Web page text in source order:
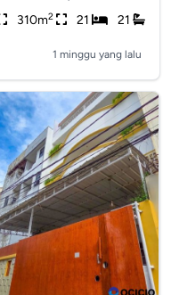
310m2 21 21
1 minggu yang lalu